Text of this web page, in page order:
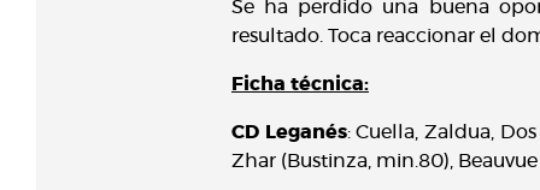
Se ha perdido una buena
resultado. Toca reaccionar el
Ficha técnica:
CD Leganés: Cuella, Zaldua,
Zhar (Bustinza, min.80),